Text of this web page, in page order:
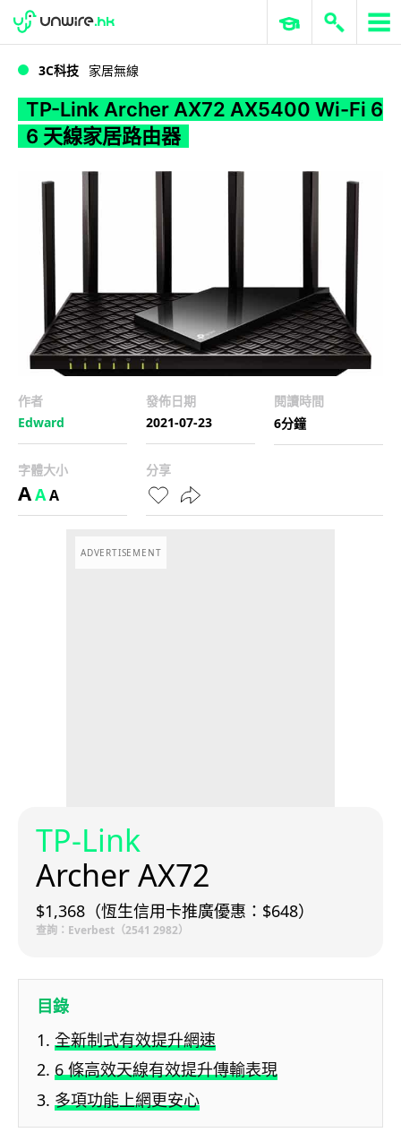
WWDC 2026 ERP 與商業 AI
3C科技 家居無線
TP-Link Archer AX72 AX5400 Wi-Fi 6
6 天線家居路由器
作者
Edward
發佈日期
2021-07-23
閱讀時間
6分鐘
字體大小
AAA
分享
ADVERTISEMENT
TP-Link
Archer AX72
$1,368（恆生信用卡推廣優惠：$648）
查詢：Everbest（2541 2982）
目錄
全新制式有效提升網速
6 條高效天線有效提升傳輸表現
多項功能上網更安心